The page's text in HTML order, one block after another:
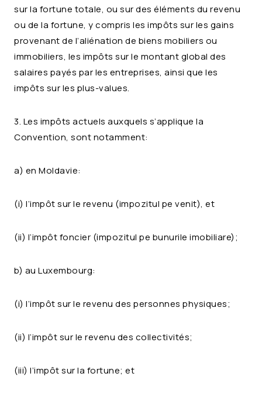
sur la fortune totale, ou sur des éléments du revenu
ou de la fortune, y compris les impôts sur les gains
provenant de l’aliénation de biens mobiliers ou
immobiliers, les impôts sur le montant global des
salaires payés par les entreprises, ainsi que les
impôts sur les plus-values.
3. Les impôts actuels auxquels s’applique la
Convention, sont notamment:
a) en Moldavie:
(i) l’impôt sur le revenu (impozitul pe venit), et
(ii) l’impôt foncier (impozitul pe bunurile imobiliare);
b) au Luxembourg:
(i) l’impôt sur le revenu des personnes physiques;
(ii) l’impôt sur le revenu des collectivités;
(iii) l’impôt sur la fortune; et